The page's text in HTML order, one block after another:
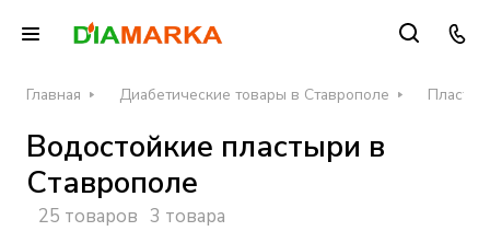
Главная Диабетические товары в Ставрополе
Водостойкие пластыри в
Ставрополе
25 товаров 3 товара